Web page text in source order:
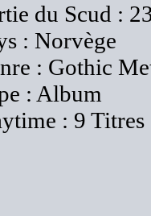
du Scud :
: Norvège
: Gothic
: Album
: 9